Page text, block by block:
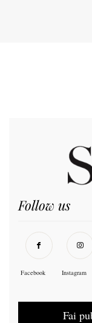
Follow us
Facebook Instagram
Fai